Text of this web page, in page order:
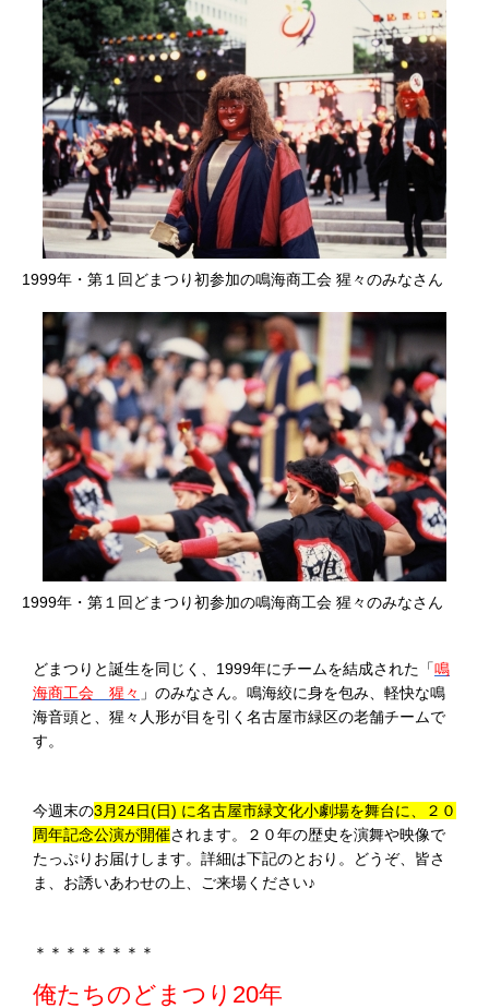
1999年・第１回どまつり初参加の鳴海商工会 猩々のみなさん
1999年・第１回どまつり初参加の鳴海商工会 猩々のみなさん
どまつりと誕生を同じく、1999年にチームを結成された「鳴
海商工会 猩々 」のみなさん。鳴海絞に身を包み、軽快な鳴
海音頭と、猩々人形が目を引く名古屋市緑区の老舗チームで
す。
今週末の3月24日(日) に名古屋市緑文化小劇場を舞台に、２０
周年記念公演が開催されます。２０年の歴史を演舞や映像で
たっぷりお届けします。詳細は下記のとおり。どうぞ、皆さ
ま、お誘いあわせの上、ご来場ください♪
＊＊＊＊＊＊＊＊
俺たちのどまつり20年